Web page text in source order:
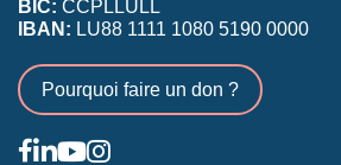
BIC: CCPLLULL
IBAN: LU88 1111 1080 5190 0000
Pourquoi faire un don ?